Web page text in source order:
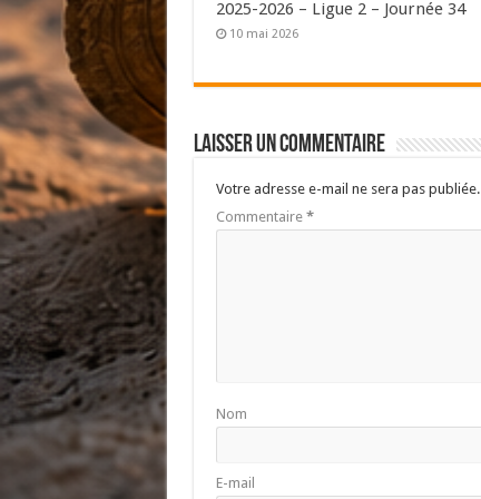
2025-2026 – Ligue 2 – Journée 34
10 mai 2026
Laisser un commentaire
Votre adresse e-mail ne sera pas publiée.
Commentaire *
Nom
E-mail